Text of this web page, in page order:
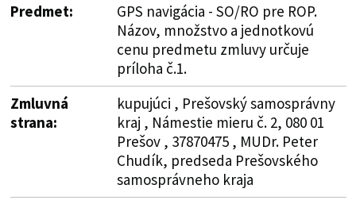
Predmet:
GPS navigácia - SO/RO pre ROP.
Názov, množstvo a jednotkovú
cenu predmetu zmluvy určuje
príloha č.1.
Zmluvná
strana:
kupujúci , Prešovský samosprávny
kraj , Námestie mieru č. 2, 080 01
Prešov , 37870475 , MUDr. Peter
Chudík, predseda Prešovského
samosprávneho kraja